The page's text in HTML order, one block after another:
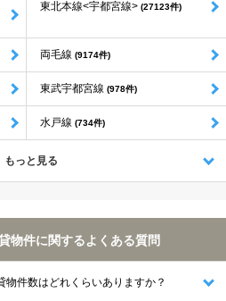
東北本線<宇都宮線> (27123件)
両毛線 (9174件)
東武宇都宮線 (978件)
水戸線 (734件)
もっと見る
物件に関するよくある質問
件数はどれくらいありますか？